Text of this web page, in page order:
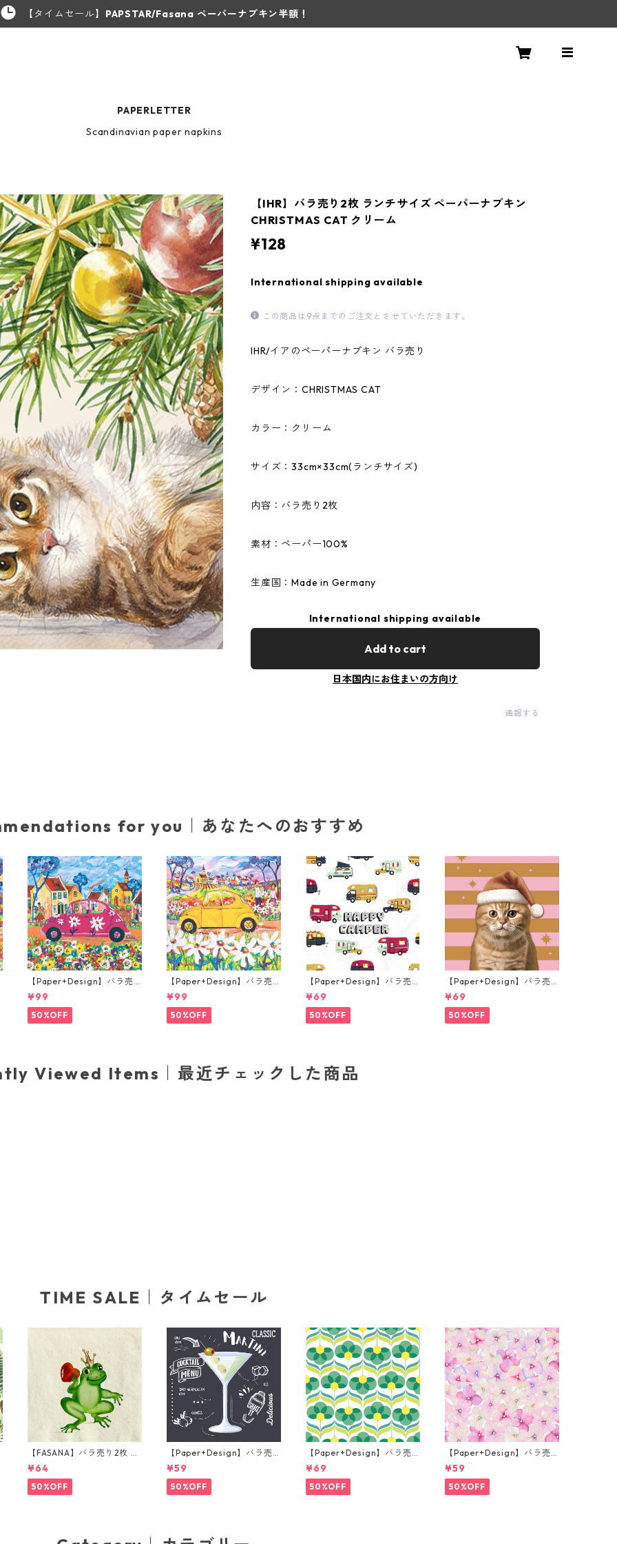
【タイムセール】 PAPSTAR/Fasana ペーパーナプキン半額！
PAPERLETTER
Scandinavian paper napkins
【IHR】バラ売り2枚 ランチサイズ ペーパーナプキン
CHRISTMAS CAT クリーム
¥128
International shipping available
この商品は9点までのご注文とさせていただきます。
IHR/イアのペーパーナプキン バラ売り
デザイン：CHRISTMAS CAT
カラー：クリーム
サイズ：33cm×33cm(ランチサイズ)
内容：バラ売り2枚
素材：ペーパー100%
生産国：Made in Germany
International shipping available
Add to cart
日本国内にお住まいの方向け
通報する
for you｜あなたへのおすすめ
【Paper+Design】バラ売
り2枚 ランチサイズ ペーパ
ーナプキン Portchie Art Th
e City Girl ピンク
¥99
50%OFF
【Paper+Design】バラ売
り2枚 ランチサイズ ペーパ
ーナプキン Portchie Art Th
e yellow Beetle イエロー
¥99
50%OFF
【Paper+Design】バラ売
り2枚 ランチサイズ ペーパ
ーナプキン Happy Camper
ホワイト
¥69
50%OFF
【Paper+Design】バラ売
り2枚 ランチサイズ ペーパ
ーナプキン Xmas Cat ピン
ク
¥69
50%OFF
Viewed Items｜最近チェックした商品
TIME SALE｜タイムセール
【FASANA】バラ売り2枚 ラ
ンチサイズ ペーパーナプキ
ン Frog prince ナチュラル
¥64
50%OFF
【Paper+Design】バラ売
り2枚 カクテルサイズ ペー
パーナプキン Martini ブラ
ック
¥59
50%OFF
【Paper+Design】バラ売
り2枚 ランチサイズ ペーパ
ーナプキン Geo Flowers グ
リーン
¥69
50%OFF
【Paper+Design】バラ売
り2枚 カクテルサイズ ペー
パーナプキン Small blosso
ms ピンク
¥59
50%OFF